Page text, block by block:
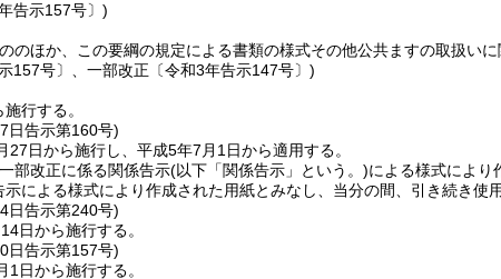
告示157号〕)
のほか、この要綱の規定による書類の様式その他公共ますの取扱い
157号〕、一部改正〔令和3年告示147号〕)
行する。
日告示第160号)
27日から施行し、平成5年7月1日から適用する。
部改正に係る関係告示(以下「関係告示」という。)による様式により
による様式により作成された用紙とみなし、当分の間、引き続き使
日告示第240号)
日から施行する。
日告示第157号)
日から施行する。